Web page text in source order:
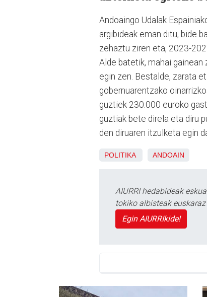
Andoaingo Udalak
argibideak eman ditu, bide
zehaztu ziren eta, 2023-
Alde batetik, mahai
egin zen. Bestalde, zarata
gobernuarentzako
guztiek 230.000 euroko
guztiak bete direla eta diru
den diruaren itzulketa egin
POLITIKA ANDOAIN
AIURRI hedabideak
tokiko albisteak
Egin AIURRIkide!